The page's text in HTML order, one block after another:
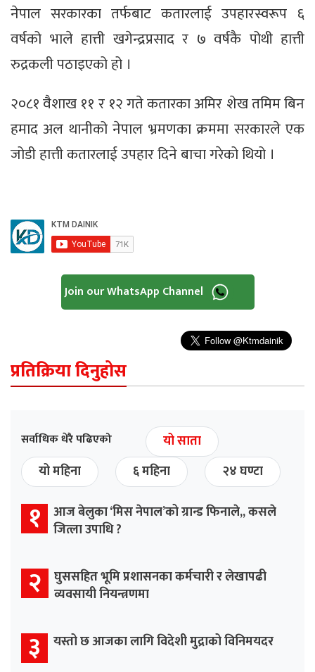
नेपाल सरकारका तर्फबाट कतारलाई उपहारस्वरूप ६
वर्षको भाले हात्ती खगेन्द्रप्रसाद र ७ वर्षकै पोथी हात्ती
रुद्रकली पठाइएको हो ।
२०८१ वैशाख ११ र १२ गते कतारका अमिर शेख तमिम बिन
हमाद अल थानीको नेपाल भ्रमणका क्रममा सरकारले एक
जोडी हात्ती कतारलाई उपहार दिने बाचा गरेको थियो ।
Join our WhatsApp Channel
प्रतिक्रिया दिनुहोस
सर्वाधिक धेरै पढिएको
यो साता
यो महिना
६ महिना २४ घण्टा
१ आज बेलुका ‘मिस नेपाल’को ग्रान्ड फिनाले,, कसले
जित्ला उपाधि ?
२ घुससहित भूमि प्रशासनका कर्मचारी र लेखापढी
व्यवसायी नियन्त्रणमा
३ यस्तो छ आजका लागि विदेशी मुद्राको विनिमयदर